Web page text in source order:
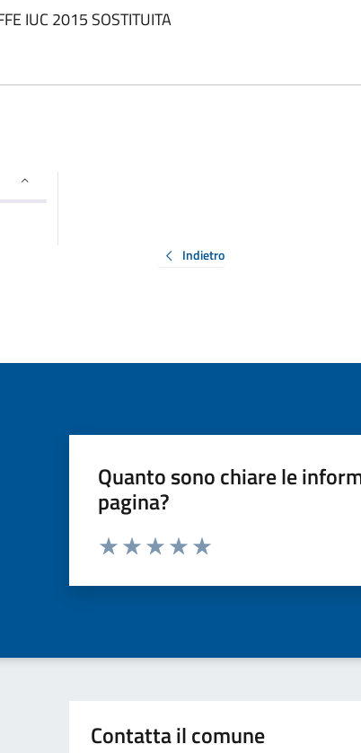
IUC 2015 SOSTITUITA
Indietro
Quanto sono chiare le
pagina?
Valuta da 1 a 5 stelle la pagina
Contatta il comune